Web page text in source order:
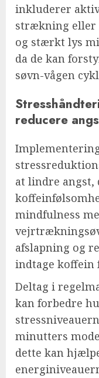
inkluderer
strækning eller
og stærkt lys
da de kan
søvn-vågen
reducere
at lindre
mindfulness
afslapning og
indtage koffein
Deltag i
kan forbedre
minutters
dette kan